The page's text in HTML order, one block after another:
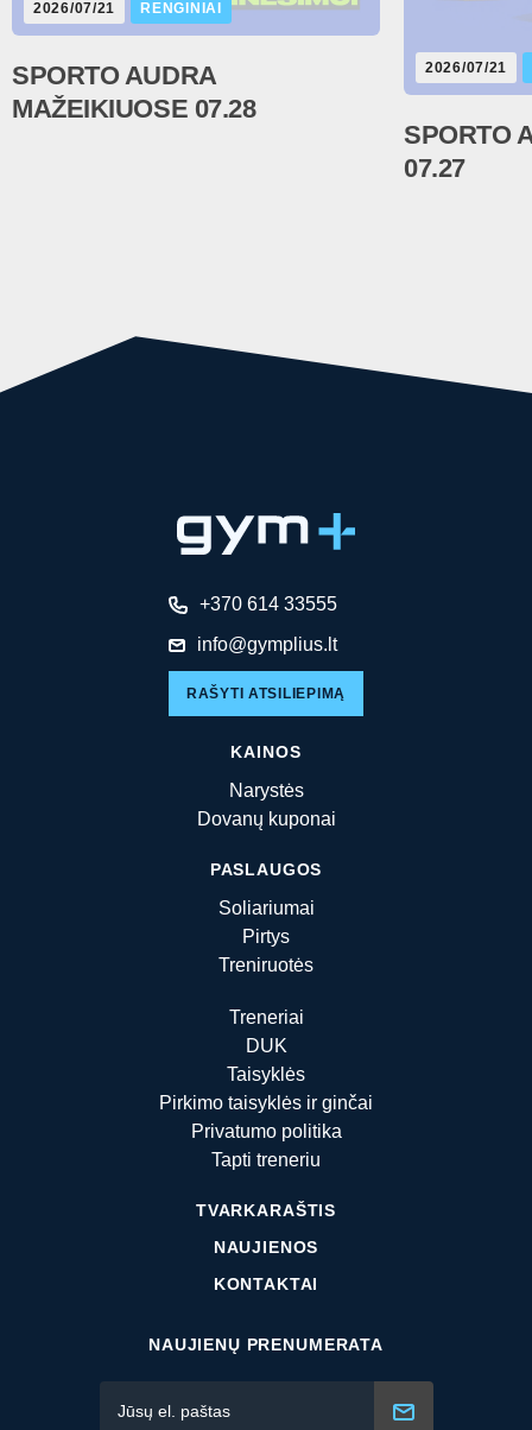
2026/07/21 RENGINIAI
SPORTO AUDRA
MAŽEIKIUOSE 07.28
2026/07/21
SPORTO
07.27
+370 614 33555
info@gymplius.lt
RAŠYTI ATSILIEPIMĄ
KAINOS
Narystės
Dovanų kuponai
PASLAUGOS
Soliariumai
Pirtys
Treniruotės
Treneriai
DUK
Taisyklės
Pirkimo taisyklės ir ginčai
Privatumo politika
Tapti treneriu
TVARKARAŠTIS
NAUJIENOS
KONTAKTAI
NAUJIENŲ PRENUMERATA